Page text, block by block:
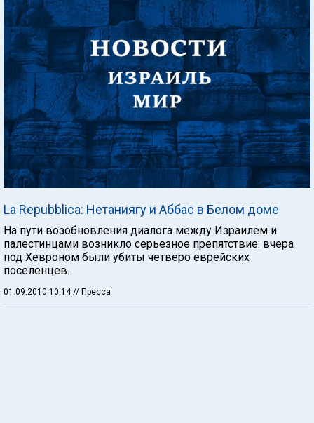
La Repubblica: Нетаниягу и Аббас в Белом доме
На пути возобновления диалога между Израилем и
палестинцами возникло серьезное препятствие: вчера
под Хевроном были убиты четверо еврейских
поселенцев.
01.09.2010 10:14 // Пресса